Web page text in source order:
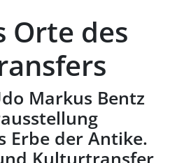
Orte des
Markus Bentz
Erbe der Antike.
Kulturtransfer